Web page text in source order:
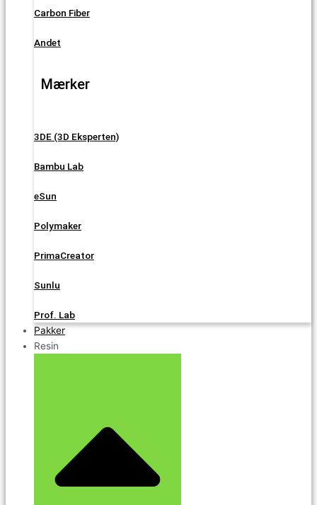
Carbon Fiber
Andet
Mærker
3DE (3D Eksperten)
Bambu Lab
eSun
Polymaker
PrimaCreator
Sunlu
Prof. Lab
Pakker
Resin